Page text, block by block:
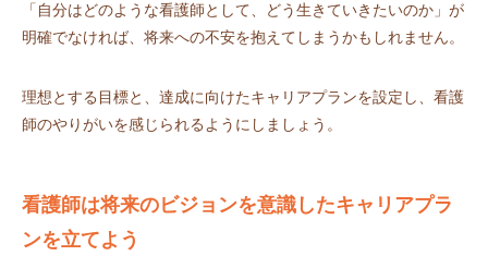
「自分はどのような看護師として、どう生きていきたいのか」が
明確でなければ、将来への不安を抱えてしまうかもしれません。
理想とする目標と、達成に向けたキャリアプランを設定し、看護
師のやりがいを感じられるようにしましょう。
看護師は将来のビジョンを意識したキャリアプラ
ンを立てよう